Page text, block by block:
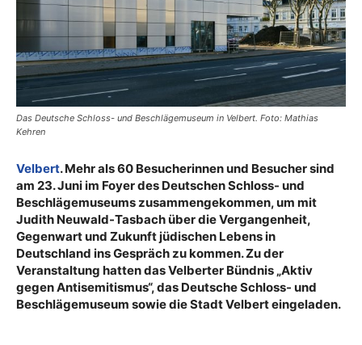
Das Deutsche Schloss- und Beschlägemuseum in Velbert. Foto: Mathias
Kehren
Velbert. Mehr als 60 Besucherinnen und Besucher sind
am 23. Juni im Foyer des Deutschen Schloss- und
Beschlägemuseums zusammengekommen, um mit
Judith Neuwald-Tasbach über die Vergangenheit,
Gegenwart und Zukunft jüdischen Lebens in
Deutschland ins Gespräch zu kommen. Zu der
Veranstaltung hatten das Velberter Bündnis „Aktiv
gegen Antisemitismus“, das Deutsche Schloss- und
Beschlägemuseum sowie die Stadt Velbert eingeladen.